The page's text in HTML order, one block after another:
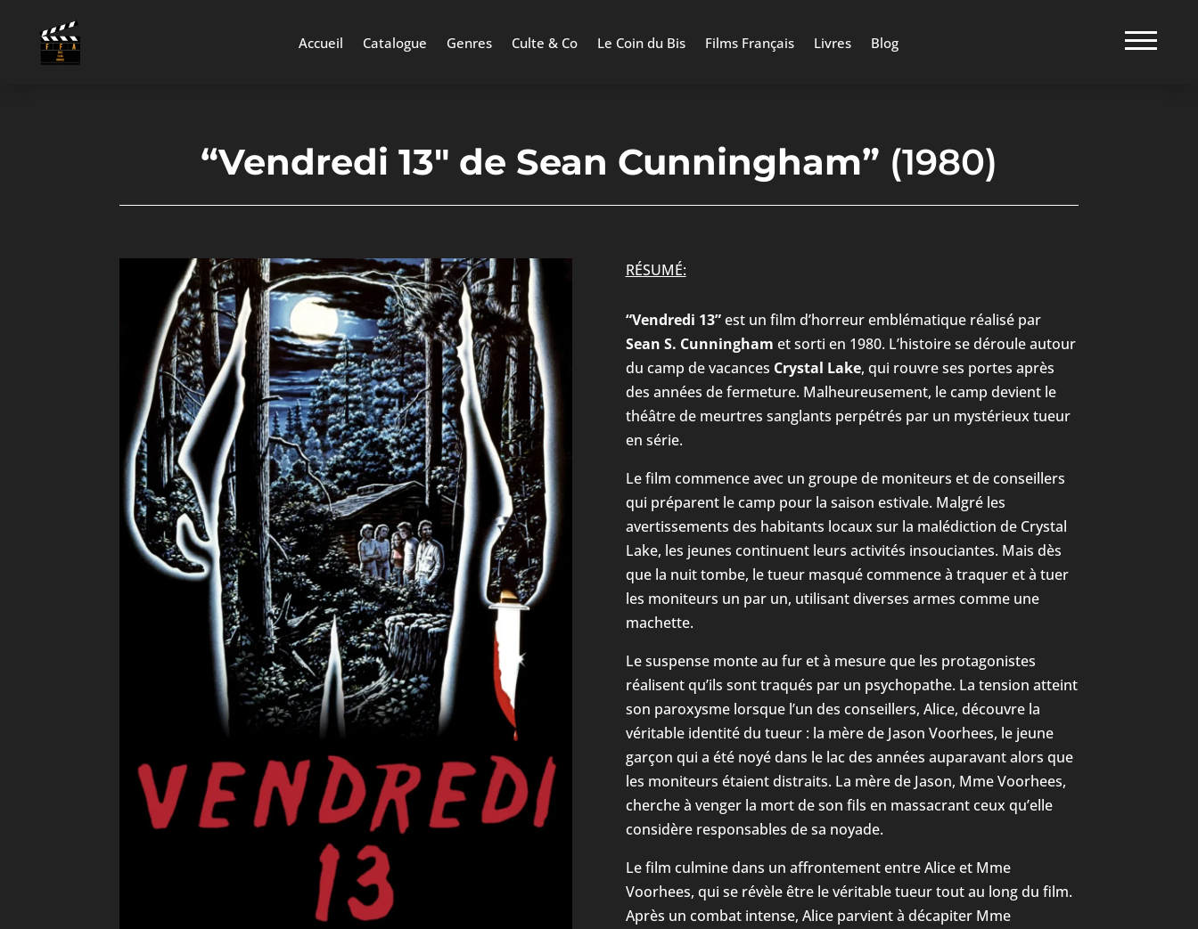
Accueil Catalogue Genres Culte & Co Le Coin du Bis Films Français Livres Blog
“Vendredi 13″ de Sean Cunningham” (1980)
RÉSUMÉ:
“Vendredi 13”est un film d’horreur emblématique réalisé par
Sean S. Cunningham et sorti en 1980. L’histoire se déroule autour
du camp de vacances Crystal Lake, qui rouvre ses portes après
des années de fermeture. Malheureusement, le camp devient le
théâtre de meurtres sanglants perpétrés par un mystérieux tueur
en série.
Le film commence avec un groupe de moniteurs et de conseillers
qui préparent le camp pour la saison estivale. Malgré les
avertissements des habitants locaux sur la malédiction de Crystal
Lake, les jeunes continuent leurs activités insouciantes. Mais dès
que la nuit tombe, le tueur masqué commence à traquer et à tuer
les moniteurs un par un, utilisant diverses armes comme une
machette.
Le suspense monte au fur et à mesure que les protagonistes
réalisent qu’ils sont traqués par un psychopathe. La tension atteint
son paroxysme lorsque l’un des conseillers, Alice, découvre la
véritable identité du tueur : la mère de Jason Voorhees, le jeune
garçon qui a été noyé dans le lac des années auparavant alors que
les moniteurs étaient distraits. La mère de Jason, Mme Voorhees,
cherche à venger la mort de son fils en massacrant ceux qu’elle
considère responsables de sa noyade.
Le film culmine dans un affrontement entre Alice et Mme
Voorhees, qui se révèle être le véritable tueur tout au long du film.
Après un combat intense, Alice parvient à décapiter Mme